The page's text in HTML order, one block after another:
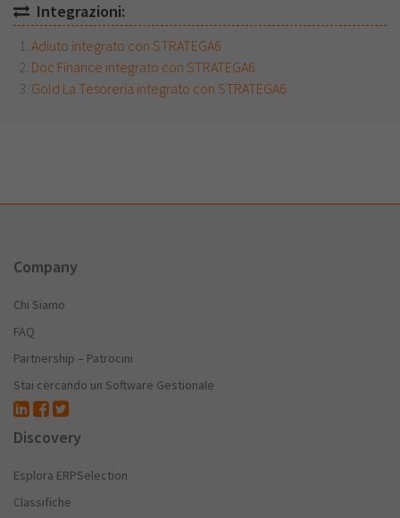
Integrazioni:
Adiuto integrato con STRATEGA6
Doc Finance integrato con STRATEGA6
Gold La Tesoreria integrato con STRATEGA6
Company
Chi Siamo
FAQ
Partnership – Patrocini
Stai cercando un Software Gestionale
Discovery
Esplora ERPSelection
Classifiche